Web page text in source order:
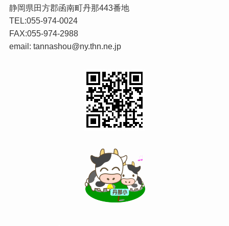
静岡県田方郡函南町丹那443番地
TEL:055-974-0024
FAX:055-974-2988
email: tannashou@ny.thn.ne.jp